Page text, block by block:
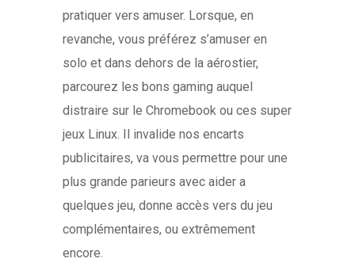
pratiquer vers amuser. Lorsque, en
revanche, vous préférez s’amuser en
solo et dans dehors de la aérostier,
parcourez les bons gaming auquel
distraire sur le Chromebook ou ces super
jeux Linux. Il invalide nos encarts
publicitaires, va vous permettre pour une
plus grande parieurs avec aider a
quelques jeu, donne accès vers du jeu
complémentaires, ou extrêmement
encore.